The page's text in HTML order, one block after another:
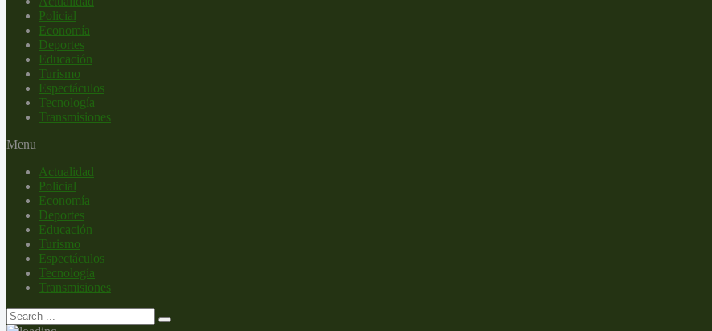
Policial
Economía
Deportes
Educación
Turismo
Espectáculos
Tecnología
Transmisiones
Menu
Actualidad
Policial
Economía
Deportes
Educación
Turismo
Espectáculos
Tecnología
Transmisiones